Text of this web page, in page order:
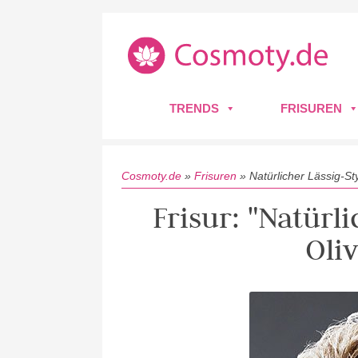
TRENDS FRISUREN
Cosmoty.de » Frisuren » Natürlicher Lässig-
Frisur: